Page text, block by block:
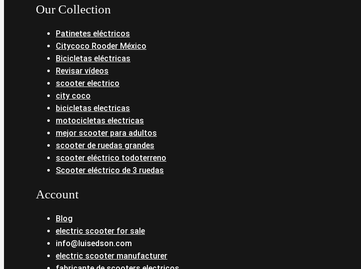
Our Collection
Patinetes eléctricos
Citycoco Rooder México
Bicicletas eléctricas
Revisar vídeos
scooter electrico
city coco
bicicletas electricas
motocicletas electricas
mejor scooter para adultos
scooter de ruedas grandes
scooter eléctrico todoterreno
Scooter eléctrico de 3 ruedas
Account
Blog
electric scooter for sale
info@luisedson.com
electric scooter manufacturer